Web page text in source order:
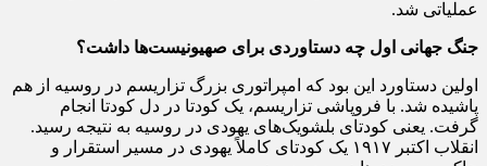
عملیاتی شد.
جنگ جهانی اول چه دستاوردی برای صهیونیست‌ها داشت؟
اولین دستاورد این بود که امپراتوری بزرگ تزاریسم در روسیه از هم
پاشیده شد. با فروپاشی تزاریسم، یک کودتا در دل کودتا انجام
گرفت. یعنی کودتای بلشویک‌های یهودی در روسیه به نتیجه رسید.
انقلاب اکتبر ۱۹۱۷ یک کودتای کاملاً یهودی در مسیر استقرار و